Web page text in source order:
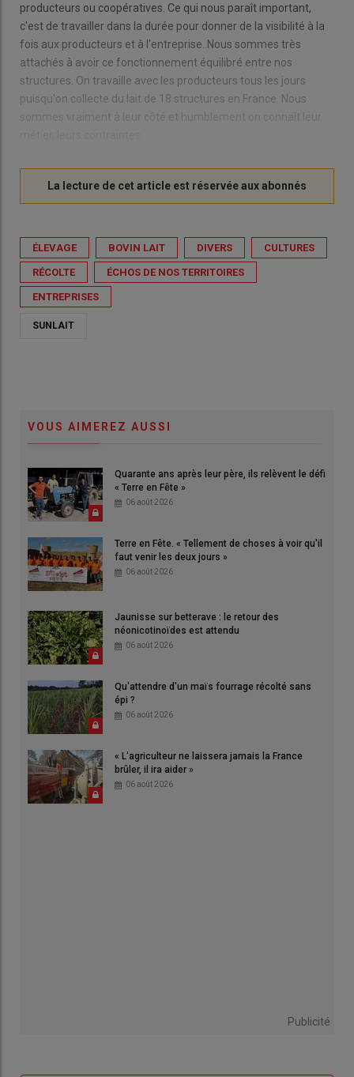
producteurs ou coopératives. Ce qui nous paraît important,
c'est de travailler dans la durée pour donner de la visibilité à la
fois aux producteurs et à l'entreprise. Nous sommes très
attachés à avoir ce fonctionnement équilibré entre nos
structures. On travaille avec les producteurs tous les jours
puisqu'on collecte du lait de 18 structures en France. Nous
sommes vraiment à leur côté et humblement on connaît leur
ÉLEVAGE BOVIN LAIT DIVERS CULTURES
RÉCOLTE ÉCHOS DE NOS TERRITOIRES
ENTREPRISES
SUNLAIT
VOUS AIMEREZ AUSSI
Quarante ans après leur père, ils relèvent le défi
« Terre en Fête »
06 août 2026
Terre en Fête. « Tellement de choses à voir qu'il
faut venir les deux jours »
06 août 2026
Jaunisse sur betterave : le retour des
néonicotinoïdes est attendu
06 août 2026
Qu'attendre d'un maïs fourrage récolté sans
épi ?
06 août 2026
« L'agriculteur ne laissera jamais la France
brûler, il ira aider »
06 août 2026
Publicité